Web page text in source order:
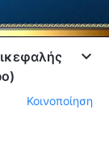
Κοινοποίηση